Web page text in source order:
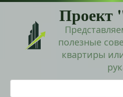
Перейти
Проект
полезные
квартиры
Поиск: